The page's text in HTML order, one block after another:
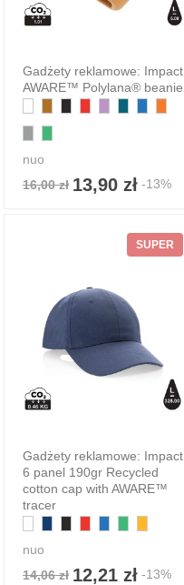
Gadżety reklamowe: Impact
AWARE™ Polylana® beanie
nuo
16,00 zł 13,90 zł -13%
SUPER
Gadżety reklamowe: Impact
6 panel 190gr Recycled
cotton cap with AWARE™
tracer
nuo
14,06 zł 12,21 zł -13%